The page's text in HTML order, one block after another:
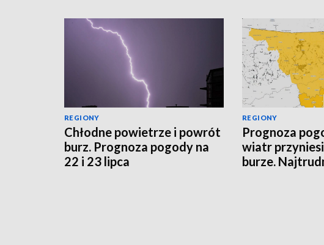
REGIONY
Chłodne powietrze i powrót
burz. Prognoza pogody na
22 i 23 lipca
REGIONY
Prognoza
wiatr
burze.